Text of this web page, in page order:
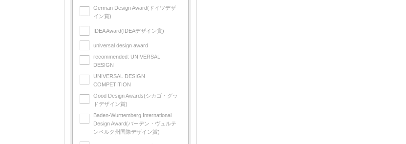
German Design Award(ドイツデザ
イン賞)
IDEA Award(IDEAデザイン賞)
universal design award
recommended: UNIVERSAL
DESIGN
UNIVERSAL DESIGN
COMPETITION
Good Design Awards(シカゴ・グッ
ドデザイン賞)
Baden-Wurttemberg International
Design Award(バーデン・ヴュルテ
ンベルク州国際デザイン賞)